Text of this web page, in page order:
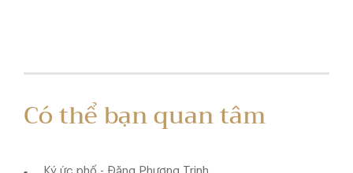
Có thể bạn quan tâm